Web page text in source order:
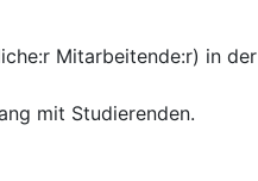
Mitarbeitende:r) in der
mit Studierenden.